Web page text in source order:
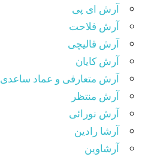
آرش ای پی
آرش فلاحت
آرش قالیچی
آرش کایان
آرش متعارفی و عماد ساعدی
آرش منتظر
آرش نورائی
آرشا رادین
آرشاوین